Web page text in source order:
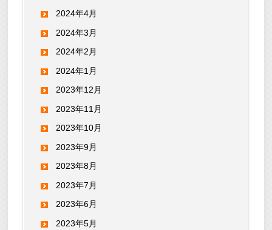
2024年4月
2024年3月
2024年2月
2024年1月
2023年12月
2023年11月
2023年10月
2023年9月
2023年8月
2023年7月
2023年6月
2023年5月